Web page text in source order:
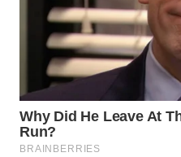
WAHANA
INFRASTRUKTUR
WAHANA
KONSUMEN
WAHANA